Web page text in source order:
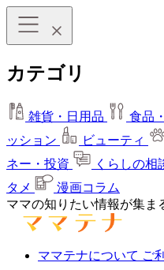
カテゴリ
雑貨・日用品 食品
ッション
ビューティ
ネー・投資
くらしの相
タメ
漫画コラム
ママの知りたい情報が集ま
ママテナについて ご